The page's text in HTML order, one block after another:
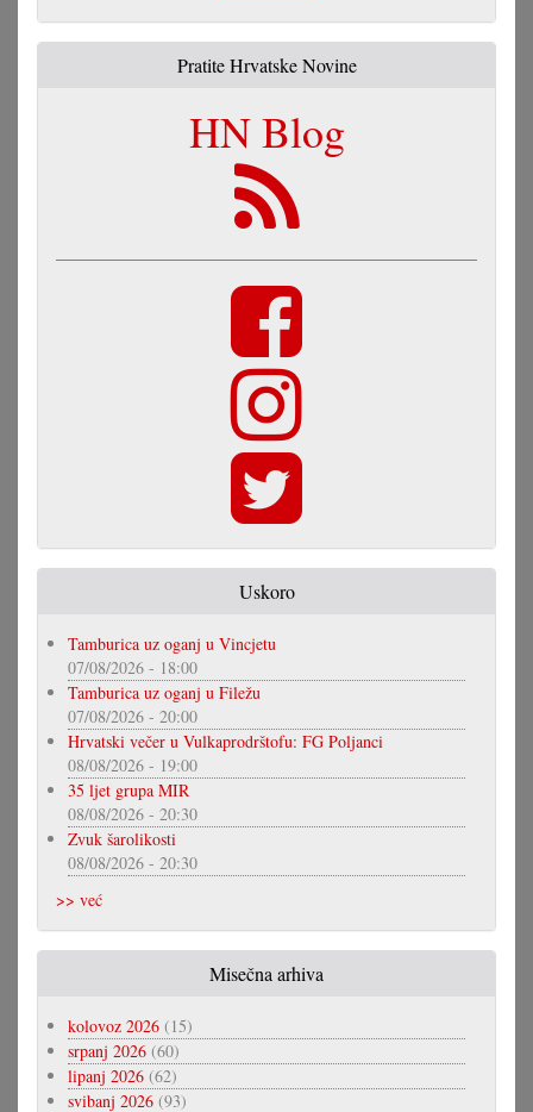
Pratite Hrvatske Novine
HN Blog
Uskoro
Tamburica uz oganj u Vincjetu
07/08/2026 - 18:00
Tamburica uz oganj u Filežu
07/08/2026 - 20:00
Hrvatski večer u Vulkaprodrštofu: FG Poljanci
08/08/2026 - 19:00
35 ljet grupa MIR
08/08/2026 - 20:30
Zvuk šarolikosti
08/08/2026 - 20:30
>> već
Misečna arhiva
kolovoz 2026 (15)
srpanj 2026 (60)
lipanj 2026 (62)
svibanj 2026 (93)